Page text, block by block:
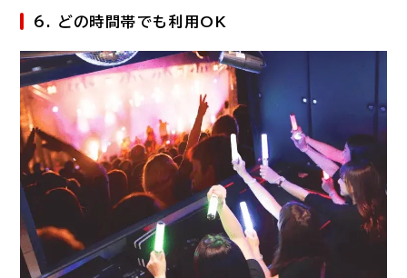
6. どの時間帯でも利用OK